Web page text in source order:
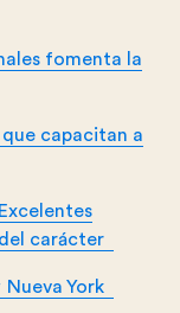
fomenta la
capacitan a
carácter
York